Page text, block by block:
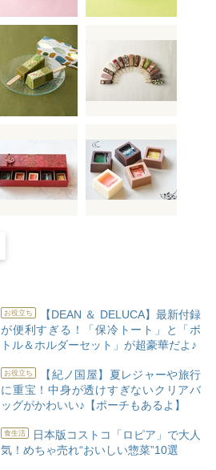
お役立ち
【DEAN ＆ DELUCA】最新付録
が便利すぎる！「保冷トート」と「ボ
トル＆ホルダーセット」が超豪華だよ♪
お役立ち
【紀ノ国屋】夏レジャーや旅行
に重宝！中身が透けすぎないクリアバ
ッグがかわいい♪【ポーチもあるよ】
食生活
日本版コストコ「ロピア」で大人
気！めちゃ売れ“おいしい惣菜”10選